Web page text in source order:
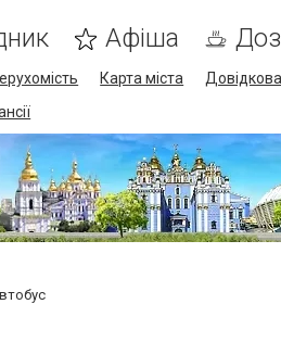
Афіша
Карта міста Довідкова